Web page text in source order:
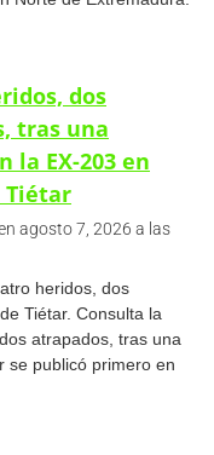
dos
tras una
la EX-203 en
Tiétar
agosto 7, 2026 a las
heridos, dos
Tiétar. Consulta la
atrapados, tras una
se publicó primero en